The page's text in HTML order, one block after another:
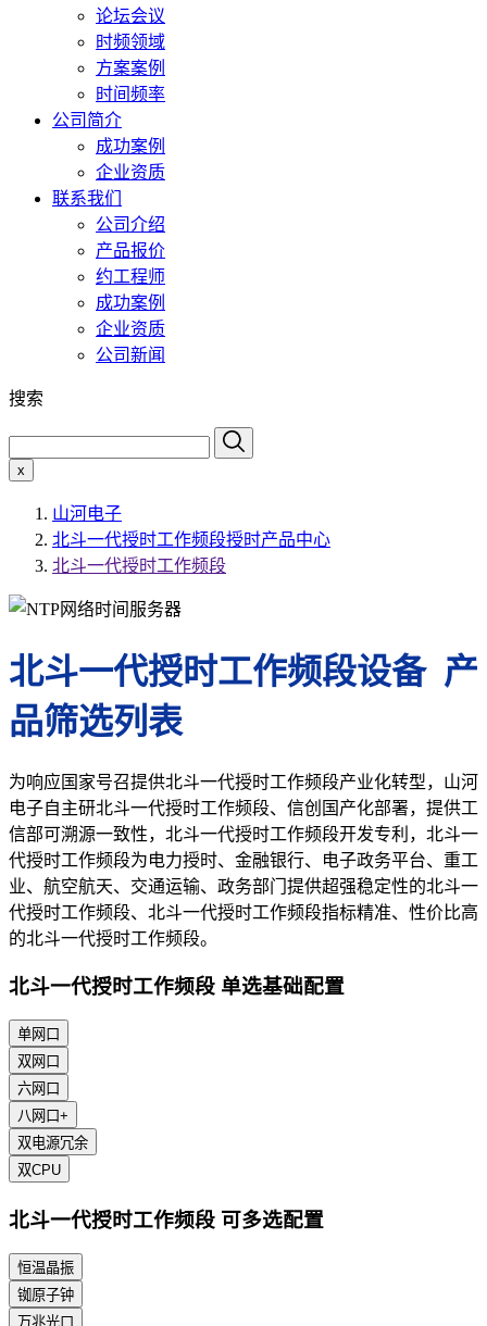
论坛会议
时频领域
方案案例
时间频率
公司简介
成功案例
企业资质
联系我们
公司介绍
产品报价
约工程师
成功案例
企业资质
公司新闻
搜索
x
山河电子
北斗一代授时工作频段授时产品中心
北斗一代授时工作频段
北斗一代授时工作频段设备 产
品筛选列表
为响应国家号召提供北斗一代授时工作频段产业化转型，山河
电子自主研北斗一代授时工作频段、信创国产化部署，提供工
信部可溯源一致性，北斗一代授时工作频段开发专利，北斗一
代授时工作频段为电力授时、金融银行、电子政务平台、重工
业、航空航天、交通运输、政务部门提供超强稳定性的北斗一
代授时工作频段、北斗一代授时工作频段指标精准、性价比高
的北斗一代授时工作频段。
北斗一代授时工作频段 单选基础配置
单网口
双网口
六网口
八网口+
双电源冗余
双CPU
北斗一代授时工作频段 可多选配置
恒温晶振
铷原子钟
万兆光口